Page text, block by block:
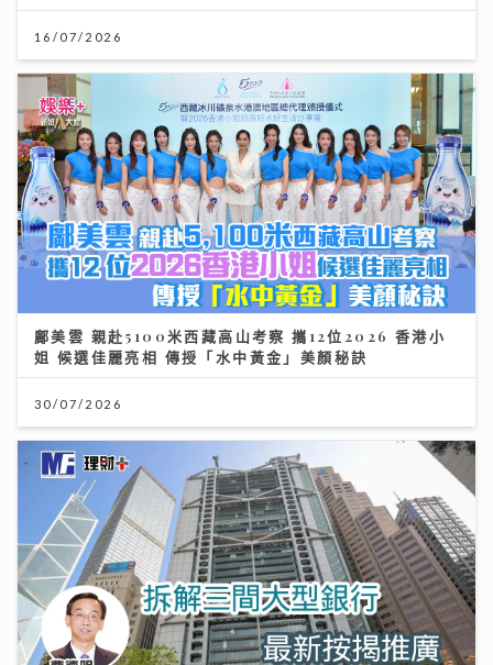
16/07/2026
鄺美雲 親赴5100米西藏高山考察 攜12位2026 香港小
姐 候選佳麗亮相 傳授「水中黃金」美顏秘訣
30/07/2026